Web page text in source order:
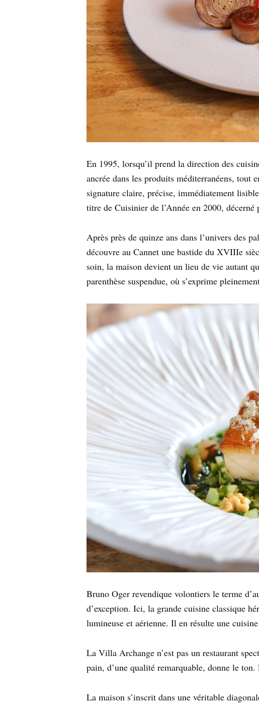
En 1995, lorsqu’il prend la direction des
ancrée dans les produits méditerranéens, tout
signature claire, précise, immédiatement
titre de Cuisinier de l’Année en 2000,
Après près de quinze ans dans l’univers des
découvre au Cannet une bastide du XVIIIe
soin, la maison devient un lieu de vie autant
parenthèse suspendue, où s’exprime
Bruno Oger revendique volontiers le terme
d’exception. Ici, la grande cuisine classique
lumineuse et aérienne. Il en résulte une
La Villa Archange n’est pas un restaurant
pain, d’une qualité remarquable, donne le ton.
La maison s’inscrit dans une véritable